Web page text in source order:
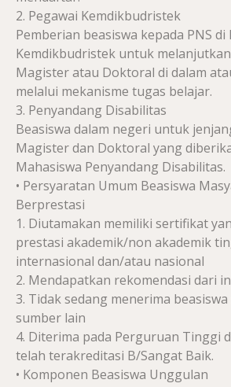
2. Pegawai Kemdikbudristek
Pemberian beasiswa kepada PNS
Kemdikbudristek untuk
Magister atau Doktoral di dalam
melalui mekanisme tugas belajar.
3. Penyandang Disabilitas
Beasiswa dalam negeri untuk
Magister dan Doktoral yang
Mahasiswa Penyandang Disabilitas.
• Persyaratan Umum Beasiswa
Berprestasi
1. Diutamakan memiliki sertifikat
prestasi akademik/non akademik
internasional dan/atau nasional
2. Mendapatkan rekomendasi dari
3. Tidak sedang menerima
sumber lain
4. Diterima pada Perguruan Tinggi
telah terakreditasi B/Sangat Baik.
• Komponen Beasiswa Unggulan